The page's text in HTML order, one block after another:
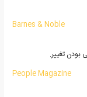
Barnes & Noble
تغییر.
People Magazine